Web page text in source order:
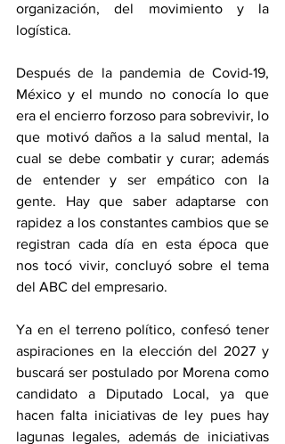
organización, del movimiento y la
logística.
Después de la pandemia de Covid-19,
México y el mundo no conocía lo que
era el encierro forzoso para sobrevivir, lo
que motivó daños a la salud mental, la
cual se debe combatir y curar; además
de entender y ser empático con la
gente. Hay que saber adaptarse con
rapidez a los constantes cambios que se
registran cada día en esta época que
nos tocó vivir, concluyó sobre el tema
del ABC del empresario.
Ya en el terreno político, confesó tener
aspiraciones en la elección del 2027 y
buscará ser postulado por Morena como
candidato a Diputado Local, ya que
hacen falta iniciativas de ley pues hay
lagunas legales, además de iniciativas